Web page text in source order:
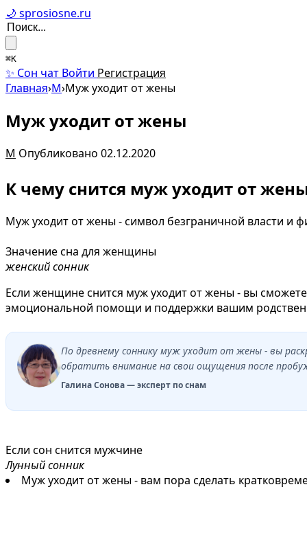
🌙 sprosiosne.ru
⌘K
✨ Сон чат Войти Регистрация
Главная›М›Муж уходит от жены
Муж уходит от жены
М Опубликовано 02.12.2020
К чему снится муж уходит от
Муж уходит от жены - символ безграничной власти и
Значение сна для женщины
женский сонник
Если женщине снится муж уходит от жены - вы
эмоциональной помощи и поддержки вашим
По древнему соннику муж уходит от жены - вы
обратить внимание на свои ощущения после
Галина Сонова — эксперт по снам
Если сон снится мужчине
Лунный сонник
Муж уходит от жены - вам пора сделать